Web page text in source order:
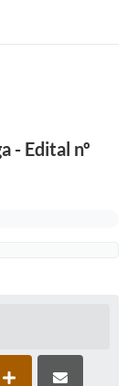
- Edital nº